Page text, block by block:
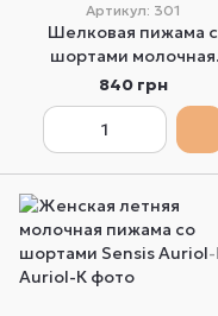
Артикул: 301
Шелковая пижама с
шортами молочная
Martelle Lingerie 301 S
840 грн